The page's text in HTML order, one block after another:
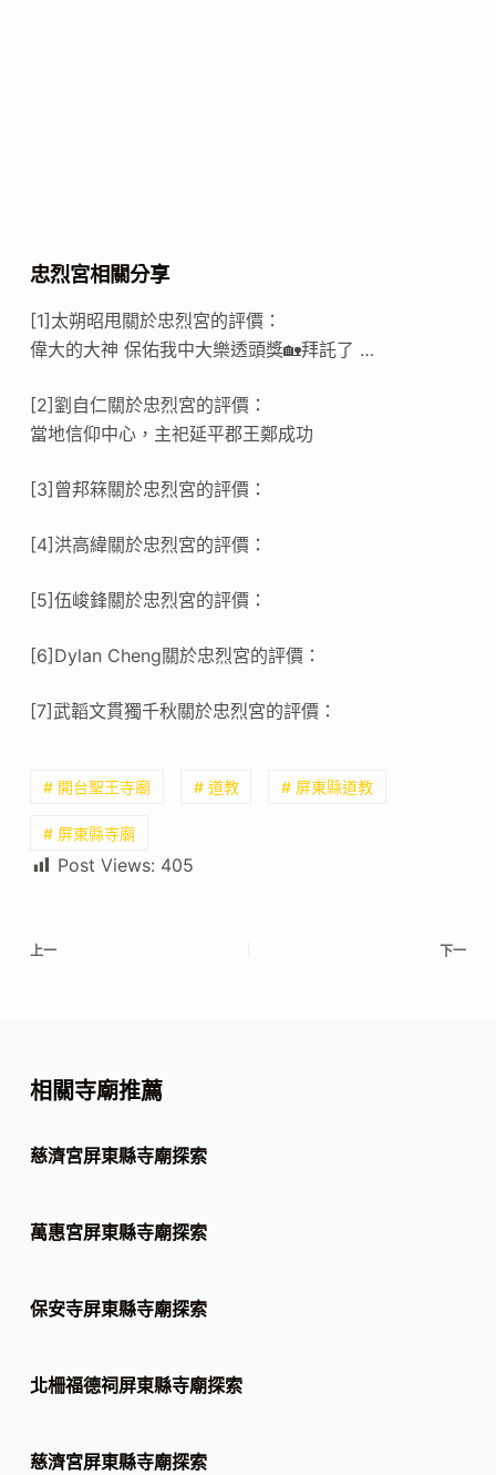
忠烈宮相關分享
[1]太朔昭甩關於忠烈宮的評價：
偉大的大神 保佑我中大樂透頭獎🏡拜託了 …
[2]劉自仁關於忠烈宮的評價：
當地信仰中心，主祀延平郡王鄭成功
[3]曾邦箖關於忠烈宮的評價：
[4]洪高緯關於忠烈宮的評價：
[5]伍峻鋒關於忠烈宮的評價：
[6]Dylan Cheng關於忠烈宮的評價：
[7]武韜文貫獨千秋關於忠烈宮的評價：
# 開台聖王寺廟 # 道教 # 屏東縣道教
# 屏東縣寺廟
Post Views: 405
上一 下一
相關寺廟推薦
慈濟宮屏東縣寺廟探索
萬惠宮屏東縣寺廟探索
保安寺屏東縣寺廟探索
北柵福德祠屏東縣寺廟探索
慈濟宮屏東縣寺廟探索